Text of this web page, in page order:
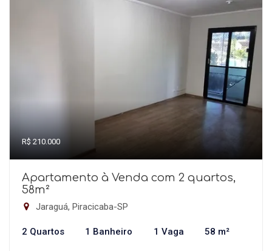
R$ 210.000
Apartamento à Venda com 2 quartos,
58m²
Jaraguá, Piracicaba-SP
2 Quartos 1 Banheiro 1 Vaga 58 m²